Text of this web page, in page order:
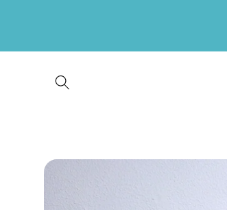
Saltar para
informação
do produto